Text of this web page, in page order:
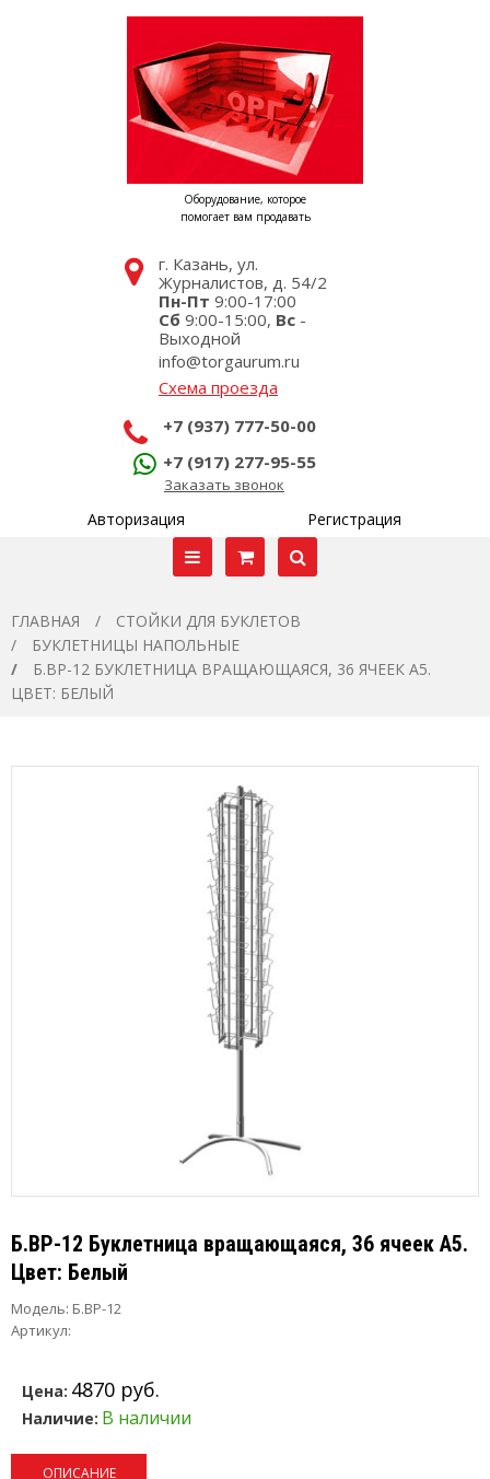
Оборудование, которое
помогает вам продавать
г. Казань, ул.
Журналистов, д. 54/2
Пн-Пт 9:00-17:00
Сб 9:00-15:00, Вс -
Выходной
info@torgaurum.ru
Схема проезда
+7 (937) 777-50-00
+7 (917) 277-95-55
Заказать звонок
Авторизация Регистрация
ГЛАВНАЯ
СТОЙКИ ДЛЯ БУКЛЕТОВ
БУКЛЕТНИЦЫ НАПОЛЬНЫЕ
Б.ВР-12 БУКЛЕТНИЦА ВРАЩАЮЩАЯСЯ, 36 ЯЧЕЕК А5.
ЦВЕТ: БЕЛЫЙ
Б.ВР-12 Буклетница вращающаяся, 36 ячеек А5.
Цвет: Белый
Модель: Б.ВР-12
Артикул:
Цена: 4870 руб.
Наличие: В наличии
ОПИСАНИЕ